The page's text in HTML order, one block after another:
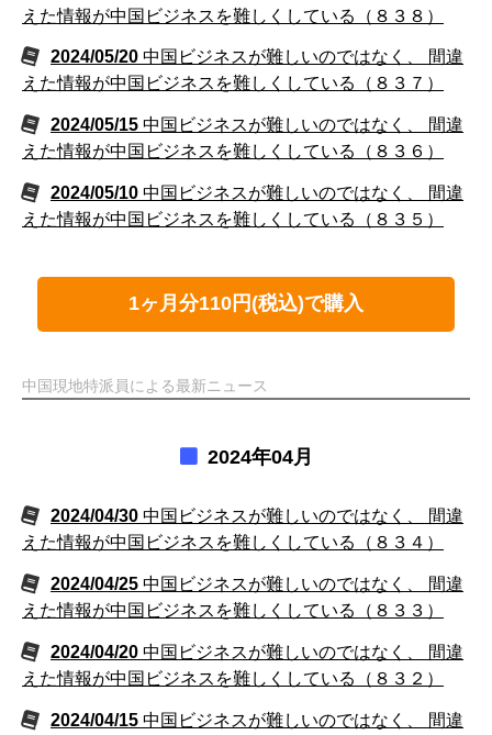
えた情報が中国ビジネスを難しくしている（８３８）
2024/05/20 中国ビジネスが難しいのではなく、 間違
えた情報が中国ビジネスを難しくしている（８３７）
2024/05/15 中国ビジネスが難しいのではなく、 間違
えた情報が中国ビジネスを難しくしている（８３６）
2024/05/10 中国ビジネスが難しいのではなく、 間違
えた情報が中国ビジネスを難しくしている（８３５）
1ヶ月分110円(税込)で購入
中国現地特派員による最新ニュース
2024年04月
2024/04/30 中国ビジネスが難しいのではなく、 間違
えた情報が中国ビジネスを難しくしている（８３４）
2024/04/25 中国ビジネスが難しいのではなく、 間違
えた情報が中国ビジネスを難しくしている（８３３）
2024/04/20 中国ビジネスが難しいのではなく、 間違
えた情報が中国ビジネスを難しくしている（８３２）
2024/04/15 中国ビジネスが難しいのではなく、 間違